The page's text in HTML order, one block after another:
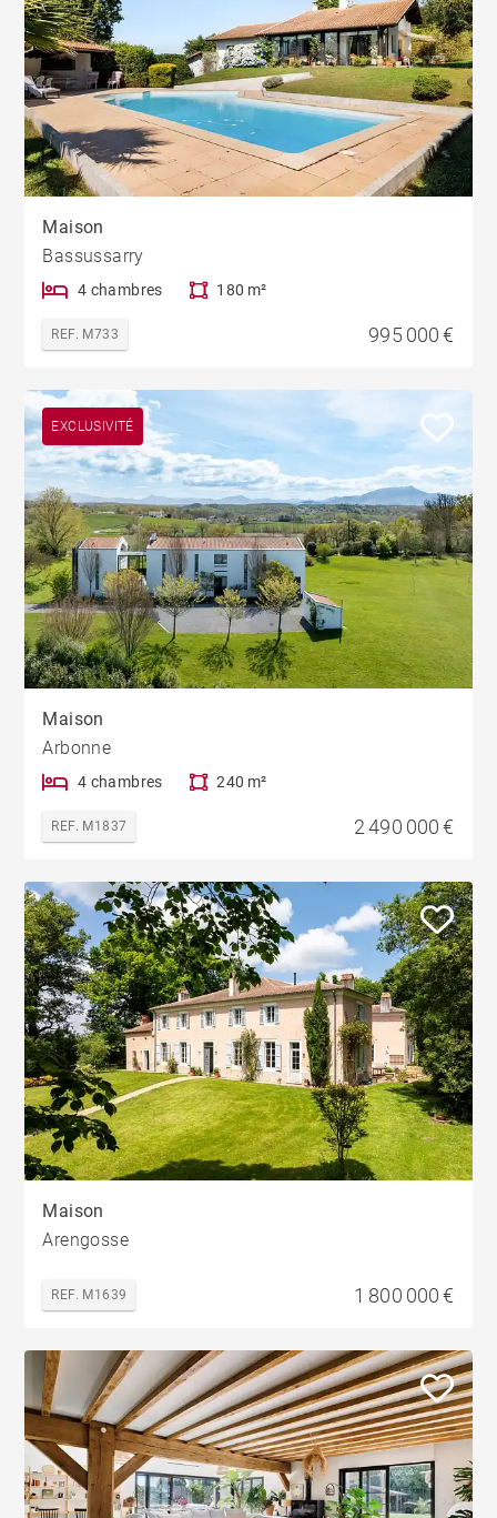
Maison
Bassussarry
4 chambres 180 m²
REF. M733 995 000 €
EXCLUSIVITÉ
Maison
Arbonne
4 chambres 240 m²
REF. M1837 2 490 000 €
Maison
Arengosse
REF. M1639 1 800 000 €